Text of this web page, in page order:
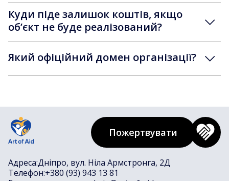
Куди піде залишок коштів, якщо
обʼєкт не буде реалізований?
Який офіційний домен організації?
Адреса:Дніпро, вул. Ніла Армстронга, 2Д
Телефон:+380 (93) 943 13 81
Пожертвувати